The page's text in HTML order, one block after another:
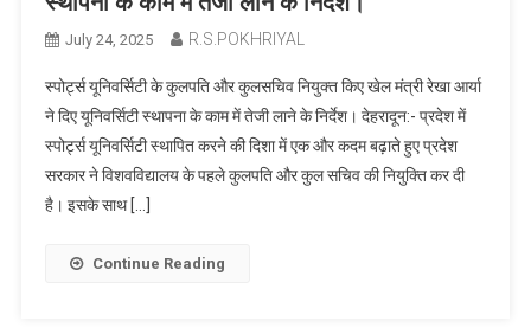
July 24, 2025 R.S.POKHRIYAL
स्पोर्ट्स यूनिवर्सिटी के कुलपति और कुलसचिव नियुक्त किए खेल मंत्री रेखा आर्या
ने दिए यूनिवर्सिटी स्थापना के काम में तेजी लाने के निर्देश। देहरादून:- प्रदेश में
स्पोर्ट्स यूनिवर्सिटी स्थापित करने की दिशा में एक और कदम बढ़ाते हुए प्रदेश
सरकार ने विशवविद्यालय के पहले कुलपति और कुल सचिव की नियुक्ति कर दी
है। इसके साथ […]
Continue Reading